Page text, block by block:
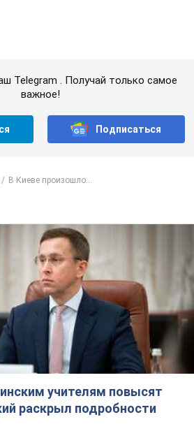
учителям повысят
раскрыл подробности
зарплат педагогам
об увеличении студенческих
ПВО в
назвали цифру